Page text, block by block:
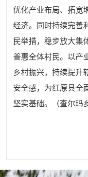
优化产业布局、拓宽
经济。同时持续完善
民举措，稳步放大集
普惠全体村民。以产
乡村振兴，持续提升
安全感，为红原县全
坚实基础。（查尔玛